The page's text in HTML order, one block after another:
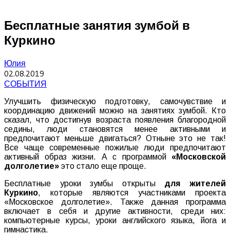
Бесплатные занятия зумбой в
Куркино
Юлия
02.08.2019
СОБЫТИЯ
Улучшить физическую подготовку, самочувствие и
координацию движений можно на занятиях зумбой. Кто
сказал, что достигнув возраста появления благородной
седины, люди становятся менее активными и
предпочитают меньше двигаться? Отныне это не так!
Все чаще современные пожилые люди предпочитают
активный образ жизни. А с программой«Московской
долголетие» это стало еще проще.
Бесплатные уроки зумбы открыты для жителей
Куркино, которые являются участниками проекта
«Московское долголетие». Также данная программа
включает в себя и другие активности, среди них:
компьютерные курсы, уроки английского языка, йога и
гимнастика.